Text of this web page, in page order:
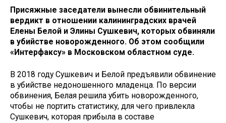
Присяжные заседатели вынесли обвинительный
вердикт в отношении калининградских врачей
Елены Белой и Элины Сушкевич, которых обвиняли
в убийстве новорожденного. Об этом сообщили
«Интерфаксу» в Московском областном суде.
В 2018 году Сушкевич и Белой предъявили обвинение
в убийстве недоношенного младенца. По версии
обвинения, Белая решила убить новорожденного,
чтобы не портить статистику, для чего привлекла
Сушкевич, которая прибыла в составе